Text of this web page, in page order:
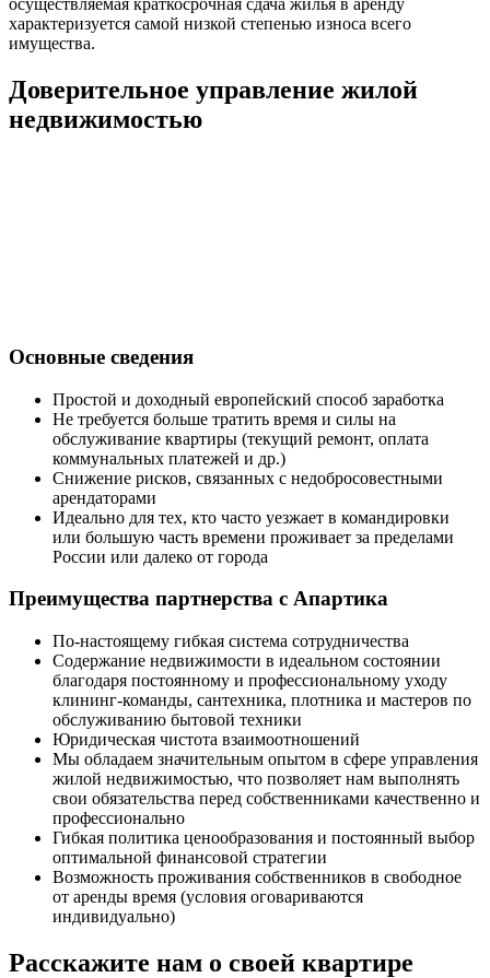
осуществляемая краткосрочная сдача жилья в аренду
характеризуется самой низкой степенью износа всего
имущества.
Доверительное управление жилой
недвижимостью
Основные сведения
Простой и доходный европейский способ заработка
Не требуется больше тратить время и силы на
обслуживание квартиры (текущий ремонт, оплата
коммунальных платежей и др.)
Снижение рисков, связанных с недобросовестными
арендаторами
Идеально для тех, кто часто уезжает в командировки
или большую часть времени проживает за пределами
России или далеко от города
Преимущества партнерства с Апартика
По-настоящему гибкая система сотрудничества
Содержание недвижимости в идеальном состоянии
благодаря постоянному и профессиональному уходу
клининг-команды, сантехника, плотника и мастеров по
обслуживанию бытовой техники
Юридическая чистота взаимоотношений
Мы обладаем значительным опытом в сфере управления
жилой недвижимостью, что позволяет нам выполнять
свои обязательства перед собственниками качественно и
профессионально
Гибкая политика ценообразования и постоянный выбор
оптимальной финансовой стратегии
Возможность проживания собственников в свободное
от аренды время (условия оговариваются
индивидуально)
Расскажите нам о своей квартире